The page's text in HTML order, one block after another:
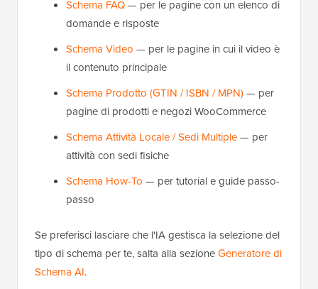
Schema FAQ— per le pagine con un elenco di
domande e risposte
Schema Video — per le pagine in cui il video è
il contenuto principale
Schema Prodotto (GTIN / ISBN / MPN) — per
pagine di prodotti e negozi WooCommerce
Schema Attività Locale / Sedi Multiple— per
attività con sedi fisiche
Schema How-To — per tutorial e guide passo-
passo
Se preferisci lasciare che l'IA gestisca la selezione del
tipo di schema per te, salta alla sezioneGeneratore di
Schema AI.